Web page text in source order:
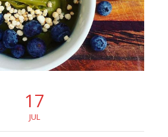
17
JUL